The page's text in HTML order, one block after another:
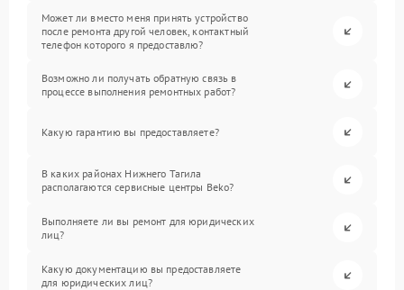
Может ли вместо меня принять устройство
после ремонта другой человек, контактный
телефон которого я предоставлю?
Возможно ли получать обратную связь в
процессе выполнения ремонтных работ?
Какую гарантию вы предоставляете?
В каких районах Нижнего Тагила
располагаются сервисные центры Beko?
Выполняете ли вы ремонт для юридических
лиц?
Какую документацию вы предоставляете
для юридических лиц?